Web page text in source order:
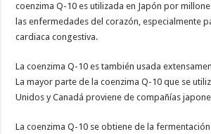
coenzima Q-10 es utilizada en Japón por
las enfermedades del corazón, especialmente
cardiaca congestiva.
La coenzima Q-10 es también usada
La mayor parte de la coenzima Q-10 que se
Unidos y Canadá proviene de compañías
La coenzima Q-10 se obtiene de la